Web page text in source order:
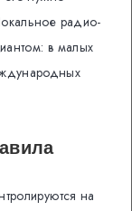
радио-
в малых
на